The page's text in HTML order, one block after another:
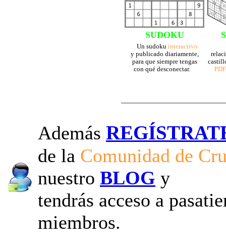
SUDOKU
Un sudoku interactivo
y publicado diariamente,
para que siempre tengas
con qué desconectar.
PDF
Además
de la Comunidad de
nuestro BLOG y
tendrás acceso a
miembros.